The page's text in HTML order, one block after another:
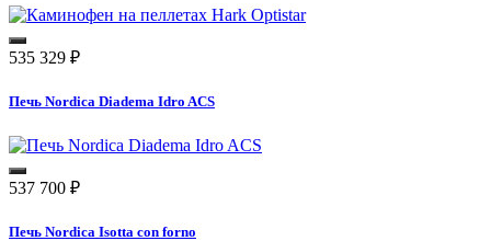
535 329 ₽
Печь Nordica Diadema Idro ACS
537 700 ₽
Печь Nordica Isotta con forno